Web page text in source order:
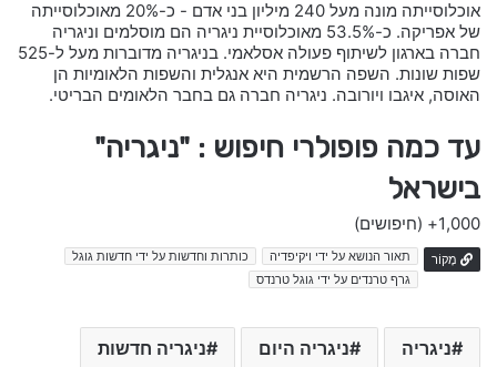
אוכלוסייתה מונה מעל 240 מיליון בני אדם - כ-20% מאוכלוסייתה
של אפריקה. כ-53.5% מאוכלוסיית ניגריה הם מוסלמים וניגריה
חברה בארגון לשיתוף פעולה אסלאמי. בניגריה מדוברות מעל ל-525
שפות שונות. השפה הרשמית היא אנגלית והשפות הלאומיות הן
האוסה, איגבו ויורובה. ניגריה חברה גם בחבר הלאומים הבריטי.
עד כמה פופולרי חיפוש : "ניגריה"
בישראל
1,000+ (חיפושים)
מָקוֹר תאור הנושא על ידי ויקיפדיה
כותרות וחדשות על ידי חדשות גוגל
גרף טרנדים על ידי גוגל טרנדס
ניגריה ניגריה היום ניגריה חדשות